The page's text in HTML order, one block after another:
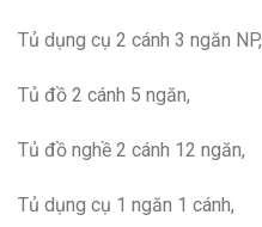
Tủ dụng cụ 2 cánh 3 ngăn NP,
Tủ đồ 2 cánh 5 ngăn,
Tủ đồ nghề 2 cánh 12 ngăn,
Tủ dụng cụ 1 ngăn 1 cánh,